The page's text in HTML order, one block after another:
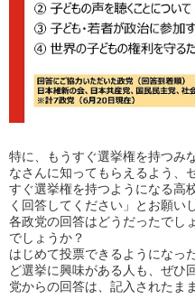
特に、もうすぐ選挙権を持つみ
なさんに知ってもらえるよう、
すぐ選挙権を持つようになる高
く回答してください」とお願い
各政党の回答はどうだったでし
でしょうか？
はじめて投票できるようになっ
ど選挙に興味がある人も、ぜひ
党からの回答は、記入されたま